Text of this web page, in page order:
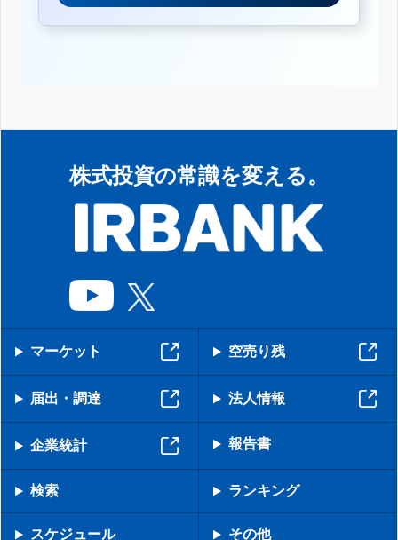
株式投資の常識を変える。
マーケット 空売り残
届出・調達 法人情報
企業統計 報告書
検索 ランキング
スケジュール その他